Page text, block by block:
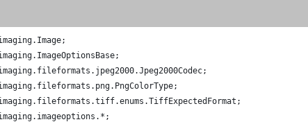
. Image;
. ImageOptionsBase;
. fileformats . jpeg2000.Jpeg2000Codec;
. fileformats . png. PngColorType;
. fileformats .tiff.enums .TiffExpectedFormat ;
. imageoptions .*;